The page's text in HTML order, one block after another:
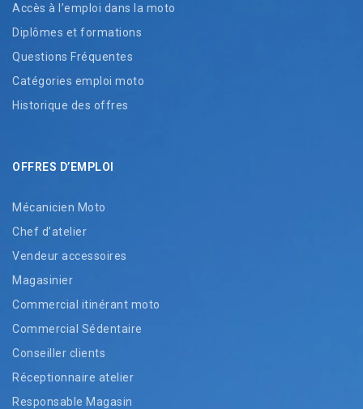
Accès à l’emploi dans la moto
Diplômes et formations
Questions Fréquentes
Catégories emploi moto
Historique des offres
OFFRES D’EMPLOI
Mécanicien Moto
Chef d’atelier
Vendeur accessoires
Magasinier
Commercial itinérant moto
Commercial Sédentaire
Conseiller clients
Réceptionnaire atelier
Responsable Magasin